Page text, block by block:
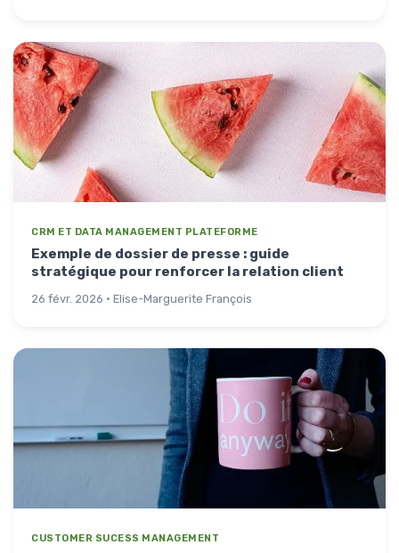
CRM ET DATA MANAGEMENT PLATEFORME
Exemple de dossier de presse : guide
stratégique pour renforcer la relation client
26 févr. 2026 · Elise-Marguerite François
CUSTOMER SUCESS MANAGEMENT